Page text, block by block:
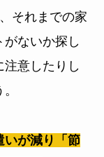
それまでの家
ないか探し
意したりし
いが減り「節